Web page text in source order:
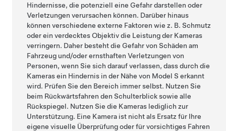
Hindernisse, die potenziell eine Gefahr darstellen oder
Verletzungen verursachen können. Darüber hinaus
können verschiedene externe Faktoren wie z. B. Schmutz
oder ein verdecktes Objektiv die Leistung der Kameras
verringern. Daher besteht die Gefahr von Schäden am
Fahrzeug und/oder ernsthaften Verletzungen von
Personen, wenn Sie sich darauf verlassen, dass durch die
Kamerasein Hindernis in der Nähe von Model S erkannt
wird. Prüfen Sie den Bereich immer selbst. Nutzen Sie
beim Rückwärtsfahren den Schulterblick sowie alle
Rückspiegel. Nutzen Sie die Kameras lediglich zur
Unterstützung. Eine Kamera ist nicht als Ersatz für Ihre
eigene visuelle Überprüfung oder für vorsichtiges Fahren